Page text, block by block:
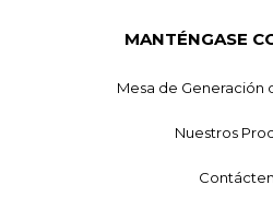
MANTÉNGASE
Mesa de Generación
Nuestros